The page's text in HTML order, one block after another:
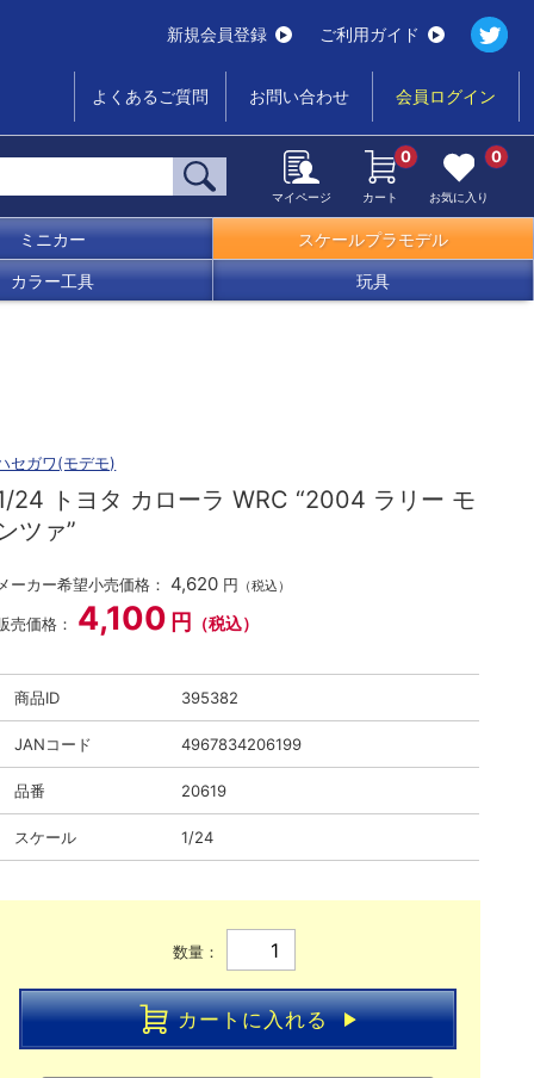
新規会員登録 ご利用ガイド
よくあるご質問 お問い合わせ 会員ログイン
マイページ カート
0
お気に入り
0
ミニカー スケールプラモデル
カラー工具 玩具
セガワ(モデモ)
24 トヨタ カローラ WRC “2004 ラリー モ
ツァ”
ーカー希望小売価格： 4,620 円 （税込）
売価格： 4,100 円 （税込）
商品ID 395382
JANコード 4967834206199
品番 20619
スケール 1/24
数量：
カートに入れる